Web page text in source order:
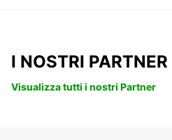
I NOSTRI PARTNER
Visualizza tutti i nostri Partner